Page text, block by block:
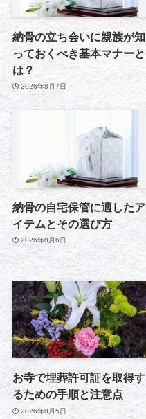
納骨の立ち会いに親族が知
っておくべき基本マナーと
は？
2026年8月7日
納骨の自宅保管に適したア
イテムとその選び方
2026年8月6日
お寺で埋葬許可証を取得す
るための手順と注意点
2026年8月5日